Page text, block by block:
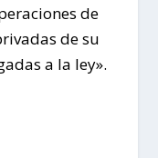
de
de su
a la ley».